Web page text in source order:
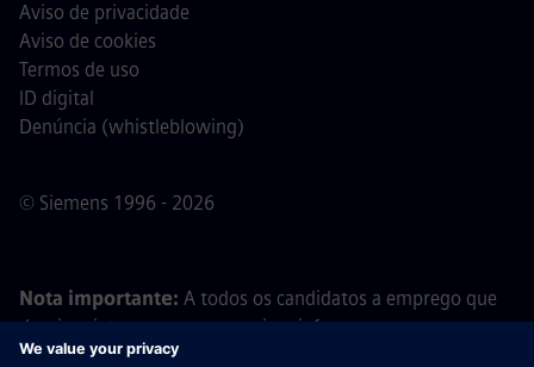
© Siemens 1996 - 2026
Aviso de privacidade
Aviso de cookies
Termos de uso
ID digital
Denúncia (whistleblowing)
Nota importante: A todos os candidatos a emprego que
desejem integrar a nossa equipa, informamos que a
Siemens não solicita o pagamento de quaisquer taxas